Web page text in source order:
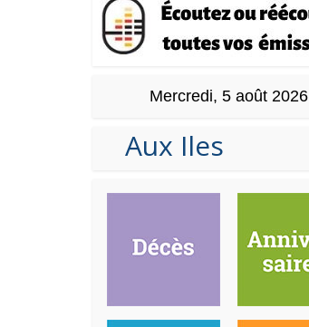
Mercredi, 5 août 2026
Aux Iles